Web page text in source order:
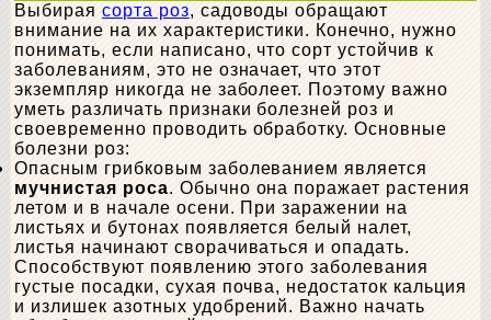
Выбираясорта роз, садоводы обращают
внимание на их характеристики. Конечно, нужно
понимать, если написано, что сорт устойчив к
заболеваниям, это не означает, что этот
экземпляр никогда не заболеет. Поэтому важно
уметь различать признаки болезней роз и
своевременно проводить обработку. Основные
болезни роз:
Опасным грибковым заболеванием является
мучнистая роса. Обычно она поражает растения
летом и в начале осени. При заражении на
листьях и бутонах появляется белый налет,
листья начинают сворачиваться и опадать.
Способствуют появлению этого заболевания
густые посадки, сухая почва, недостаток кальция
и излишек азотных удобрений. Важно начать